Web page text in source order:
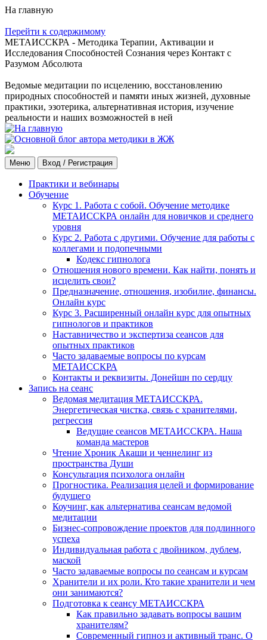
На главную
Перейти к содержимому
МЕТАИССКРА - Методика Терапии, Активации и
Исследования Способностей Сознания через Контакт с
Разумом Абсолюта
Ведомые медитации по исцелению, восстановлению
природных способностей и памяти иных жизней, духовные
практики, эзотерика, альтернативная история, изучение
реальности и наших возможностей в ней
Меню Вход / Регистрация
Практики и вебинары
Обучение
Курс 1. Работа с собой. Обучение методике
МЕТАИССКРА онлайн для новичков и среднего
уровня
Курс 2. Работа с другими. Обучение для работы с
коллегами и подопечными
Кодекс гипнолога
Отношения нового времени. Как найти, понять и
исцелить свои?
Предназначение, отношения, изобилие, финансы.
Онлайн курс
Курс 3. Расширенный онлайн курс для опытных
гипнологов и практиков
Наставничество и экспертиза сеансов для
опытных практиков
Часто задаваемые вопросы по курсам
МЕТАИССКРА
Контакты и реквизиты. Донейшн по сердцу
Запись на сеанс
Ведомая медитация МЕТАИССКРА.
Энергетическая чистка, связь с хранителями,
регрессия
Ведущие сеансов МЕТАИССКРА. Наша
команда мастеров
Чтение Хроник Акаши и ченнелинг из
пространства Души
Консультация психолога онлайн
Прогностика. Реализация целей и формирование
будущего
Коучинг, как альтернатива сеансам ведомой
медитации
Бизнес-сопровождение проектов для подлинного
успеха
Индивидуальная работа с двойником, дублем,
маской
Часто задаваемые вопросы по сеансам и курсам
Хранители и их роли. Кто такие хранители и чем
они занимаются?
Подготовка к сеансу МЕТАИССКРА
Как правильно задавать вопросы вашим
хранителям?
Современный гипноз и активный транс. О